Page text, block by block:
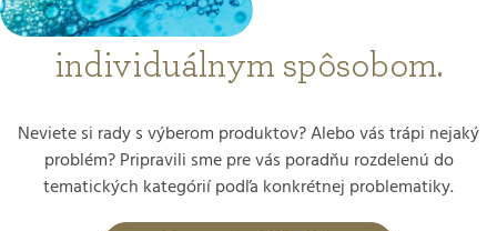
individuálnym spôsobom.
Neviete si rady s výberom produktov? Alebo vás trápi nejaký
problém? Pripravili sme pre vás poradňu rozdelenú do
tematických kategórií podľa konkrétnej problematiky.